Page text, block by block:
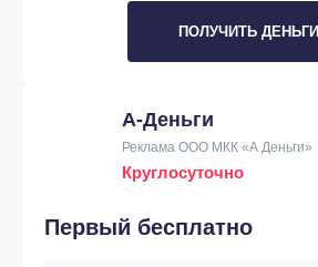
ПОЛУЧИТЬ ДЕНЬГИ
А-Деньги
Реклама ООО МКК «А Деньги»
Круглосуточно
Первый бесплатно